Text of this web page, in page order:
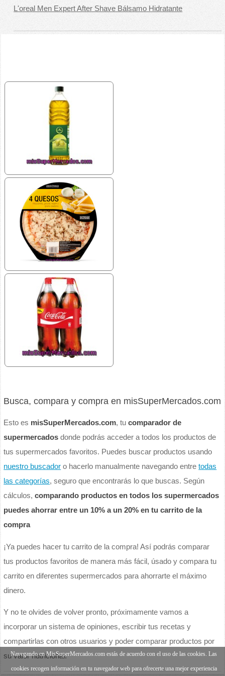
L'oreal Men Expert After Shave Bálsamo Hidratante
Busca, compara y compra en misSuperMercados.com
Esto es misSuperMercados.com, tucomparador de
supermercados donde podrás acceder a todos los productos de
tus supermercados favoritos. Puedes buscar productos usando
nuestro buscador o hacerlo manualmente navegando entretodas
las categorías, seguro que encontrarás lo que buscas. Según
cálculos,comparando productos en todos los supermercados
puedes ahorrar entre un 10% a un 20% en tu carrito de la
compra
¡Ya puedes hacer tu carrito de la compra! Así podrás comparar
tus productos favoritos de manera más fácil, úsado y compara tu
carrito en diferentes supermercados para ahorrarte el máximo
dinero.
Y no te olvides de volver pronto, próximamente vamos a
incorporar un sistema de opiniones, escribir tus recetas y
compartirlas con otros usuarios y poder comparar productos por
su valor nutricional.
Navegando en MisSuperMercados.com estás de acuerdo con el uso de las cookies. Las
cookies recogen información en tu navegador web para ofrecerte una mejor experiencia